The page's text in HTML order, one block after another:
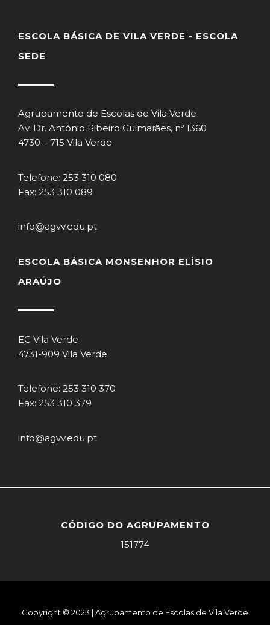
ESCOLA BÁSICA DE VILA VERDE - ESCOLA
SEDE
Agrupamento de Escolas de Vila Verde
Av. Dr. António Ribeiro Guimarães, nº 1360
4730 – 715 Vila Verde
Telefone: 253 310 080
Fax: 253 310 089
info@agvv.edu.pt
ESCOLA BÁSICA MONSENHOR ELÍSIO
ARAÚJO
EC Vila Verde
4731-909 Vila Verde
Telefone: 253 310 370
Fax: 253 310 379
info@agvv.edu.pt
CÓDIGO DO AGRUPAMENTO
151774
Copyright © 2023 | Agrupamento de Escolas de Vila Verde